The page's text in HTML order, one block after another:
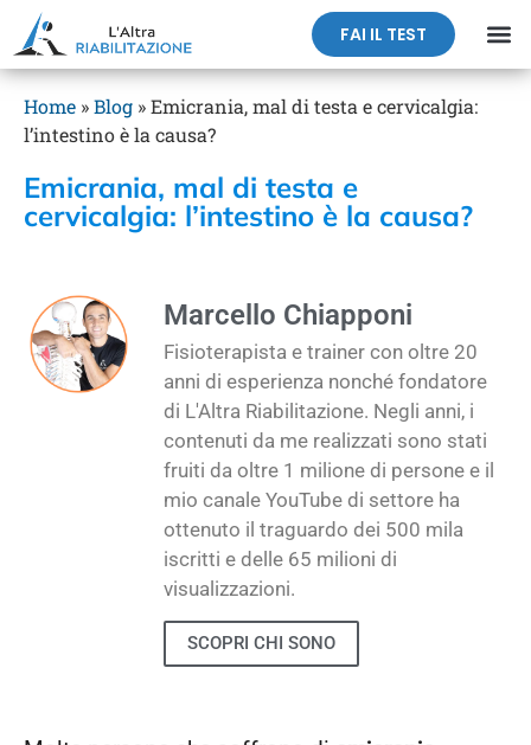
FAI IL TEST
Home »Blog »Emicrania, mal di testa e cervicalgia:
l’intestino è la causa?
Emicrania, mal di testa e
cervicalgia: l’intestino è la causa?
Marcello Chiapponi
Fisioterapista e trainer con oltre 20
anni di esperienza nonché fondatore
di L'Altra Riabilitazione. Negli anni, i
contenuti da me realizzati sono stati
fruiti da oltre 1 milione di persone e il
mio canale YouTube di settore ha
ottenuto il traguardo dei 500 mila
iscritti e delle 65 milioni di
visualizzazioni.
SCOPRI CHI SONO